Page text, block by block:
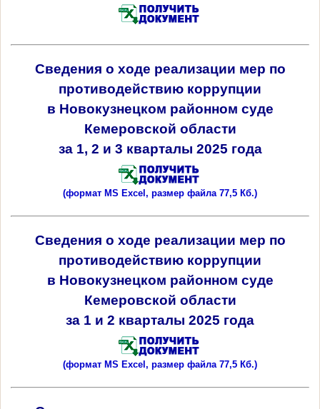
Сведения о ходе реализации мер по
противодействию коррупции
в Новокузнецком районном суде
Кемеровской области
за 1, 2 и 3 кварталы 2025 года
(формат MS Excel, размер файла 77,5 Кб.)
Сведения о ходе реализации мер по
противодействию коррупции
в Новокузнецком районном суде
Кемеровской области
за 1 и 2 кварталы 2025 года
(формат MS Excel, размер файла 77,5 Кб.)